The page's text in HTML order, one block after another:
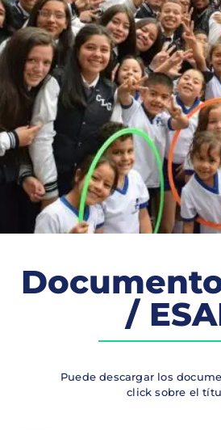
/
Puede descargar los
click sobre el